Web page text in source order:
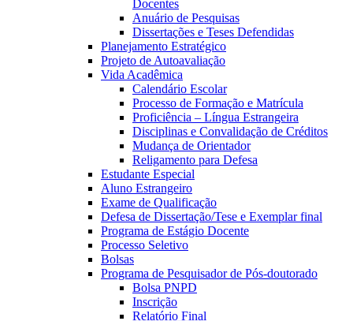
Docentes
Anuário de Pesquisas
Dissertações e Teses Defendidas
Planejamento Estratégico
Projeto de Autoavaliação
Vida Acadêmica
Calendário Escolar
Processo de Formação e Matrícula
Proficiência – Língua Estrangeira
Disciplinas e Convalidação de Créditos
Mudança de Orientador
Religamento para Defesa
Estudante Especial
Aluno Estrangeiro
Exame de Qualificação
Defesa de Dissertação/Tese e Exemplar final
Programa de Estágio Docente
Processo Seletivo
Bolsas
Programa de Pesquisador de Pós-doutorado
Bolsa PNPD
Inscrição
Relatório Final